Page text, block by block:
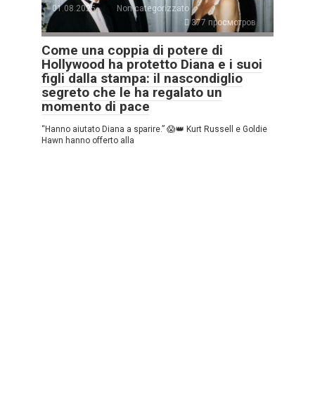
01.08.2025
Non categorizzato
377 просмотров
Come una coppia di potere di
Hollywood ha protetto Diana e i suoi
figli dalla stampa: il nascondiglio
segreto che le ha regalato un
momento di pace
“Hanno aiutato Diana a sparire.” 😱👑 Kurt Russell e Goldie
Hawn hanno offerto alla